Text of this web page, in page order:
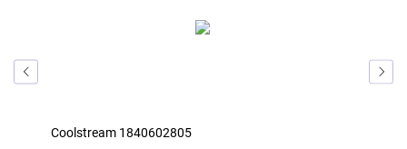
Coolstream 1840602805